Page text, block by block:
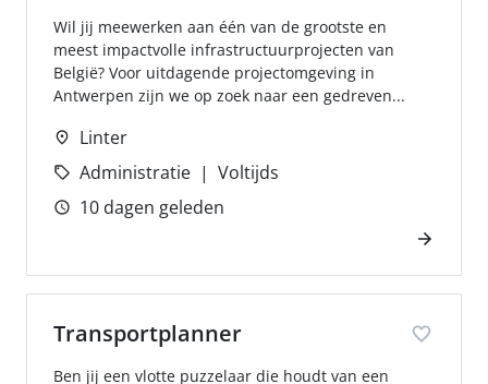
Wil jij meewerken aan één van de grootste en
meest impactvolle infrastructuurprojecten van
België? Voor uitdagende projectomgeving in
Antwerpen zijn we op zoek naar een gedreven...
Linter
Administratie
Voltijds
10 dagen geleden
Transportplanner
Ben jij een vlotte puzzelaar die houdt van een